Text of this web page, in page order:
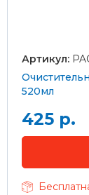
Артикул:
520мл
425 р.